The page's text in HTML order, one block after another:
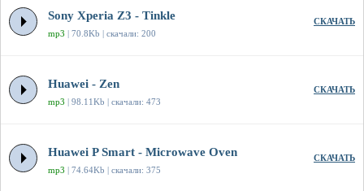
Sony Xperia Z3 - Tinkle
mp3 | 70.8Kb | скачали: 200
СКАЧАТЬ
Huawei - Zen
mp3 | 98.11Kb | скачали: 473
СКАЧАТЬ
Huawei P Smart - Microwave Oven
mp3 | 74.64Kb | скачали: 375
СКАЧАТЬ